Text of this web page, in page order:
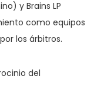
y Brains LP
como equipos
los árbitros.
del